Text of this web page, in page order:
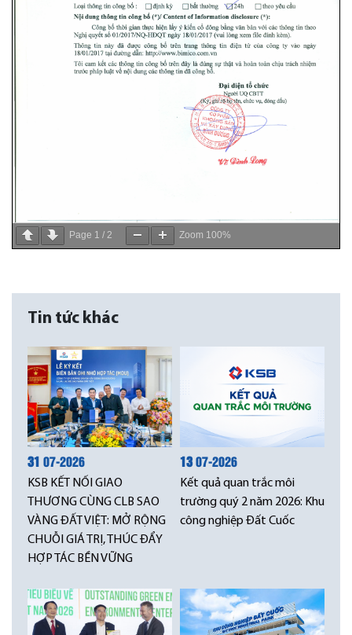
Page 1 / 2 Zoom 100%
Tin tức khác
31 07-2026
KSB KẾT NỐI GIAO
THƯƠNG CÙNG CLB SAO
VÀNG ĐẤT VIỆT: MỞ RỘNG
CHUỖI GIÁ TRỊ, THÚC ĐẨY
HỢP TÁC BỀN VỮNG
1307-2026
Kết quả quan trắc môi
trường quý 2 năm 2026: Khu
công nghiệp Đất Cuốc